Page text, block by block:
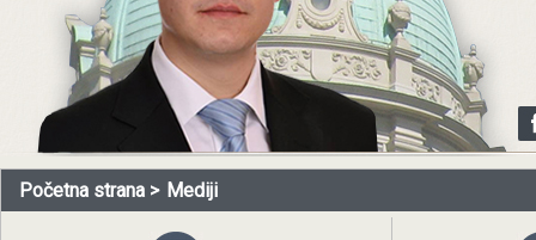
Početna strana Mediji